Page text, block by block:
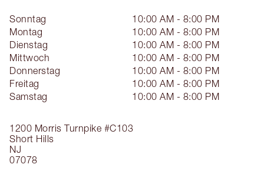
1200 Morris Turnpike #C103
Short Hills
NJ
07078
Sonntag
10:00 AM - 8:00 PM
Montag
10:00 AM - 8:00 PM
Dienstag
10:00 AM - 8:00 PM
Mittwoch
10:00 AM - 8:00 PM
Donnerstag
10:00 AM - 8:00 PM
Freitag
10:00 AM - 8:00 PM
Samstag
10:00 AM - 8:00 PM